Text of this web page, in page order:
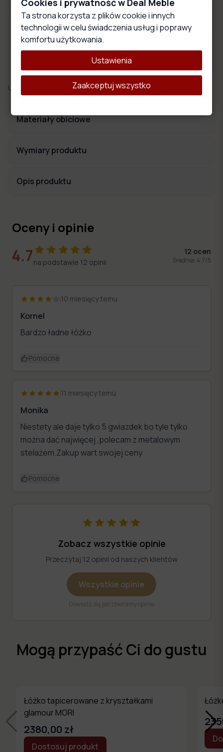
Produkcja w:15-20dni robocze
Produkujemy meble na zamówienie w Polsce
Zakupy objęte ochroną kupującego
Zakupy chronione są programem ochrony Trusted Shops
Udostępnij:
Materiały obiciowe
Wymiary produktu
Opis produktu
Oceny i opinie
4.7na podstawie 12 opinii
12 ocen
Średnia: 4.7/5
10 miesięcy temu
Kornel
Bardzo ładne łóżko
Pomocne
11 miesięcy temu
Monika
Niestety ale daje tylko 5 gwiazdek bo tyle tylko
można dać najwięcej ,polecam z metalowym
stelażem.Zakup wart swojej ceny
Pomocne
Zobacz wszystkie opinie
Przeczytaj 12 opinii od naszych klientów
Wszystkie opinie
Dowiedz się jak zbieramy opinie
Mogą przypaść Ci do gustu
Łóżko tapicerowane z kryształkami
glamour MORI
2380,00 zł
Dostosuj produkt
Ta strona korzysta z plików cookie i innych
technologii w celu świadczenia usług i poprawy
komfortu użytkowania.
Ustawienia
Zaakceptuj wszystko